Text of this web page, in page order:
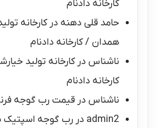
کارخانه دادنام
حامد قلی دهنه درکارخانه
همدان / کارخانه دادنام
ناشناس درکارخانه تولید
کارخانه دادنام
ناشناس درقیمت رب گوجه فرنگی ۱۰
admin2 دررب گوجه